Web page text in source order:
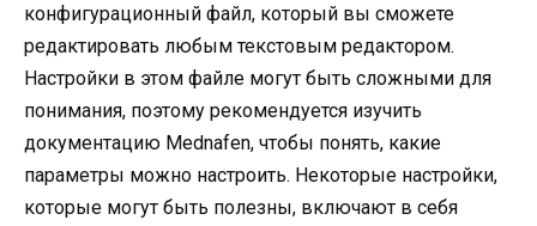
конфигурационный файл, который вы сможете
редактировать любым текстовым редактором.
Настройки в этом файле могут быть сложными для
понимания, поэтому рекомендуется изучить
документацию Mednafen, чтобы понять, какие
параметры можно настроить. Некоторые настройки,
которые могут быть полезны, включают в себя